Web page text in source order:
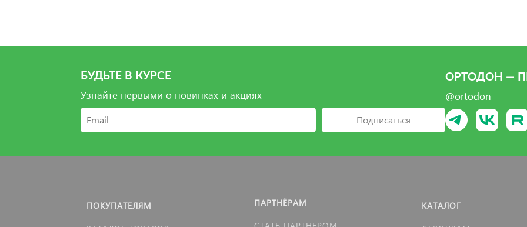
БУДЬТЕ В КУРСЕ
Узнайте первыми о новинках и акциях
Подписаться
ОРТОДОН —
@ortodon
ПОКУПАТЕЛЯМ ПАРТНЁРАМ КАТАЛОГ